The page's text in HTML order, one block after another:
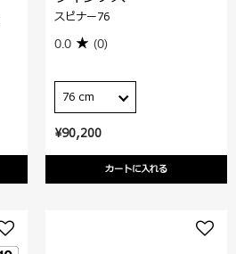
¥90,200
カートに入れる
スピナー76
0.0 (0)
76 cm